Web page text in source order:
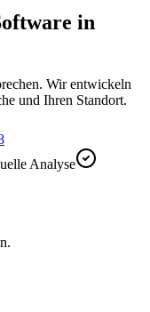
in
Wir entwickeln
und Ihren Standort.
Analyse